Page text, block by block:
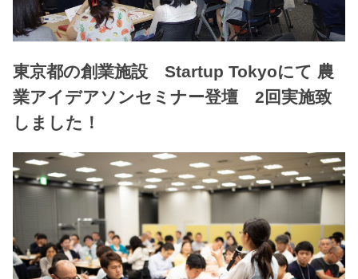
東京都の創業施設 Startup Tokyoにて 農
業アイデアソンセミナー登壇 2回実施致
しました！